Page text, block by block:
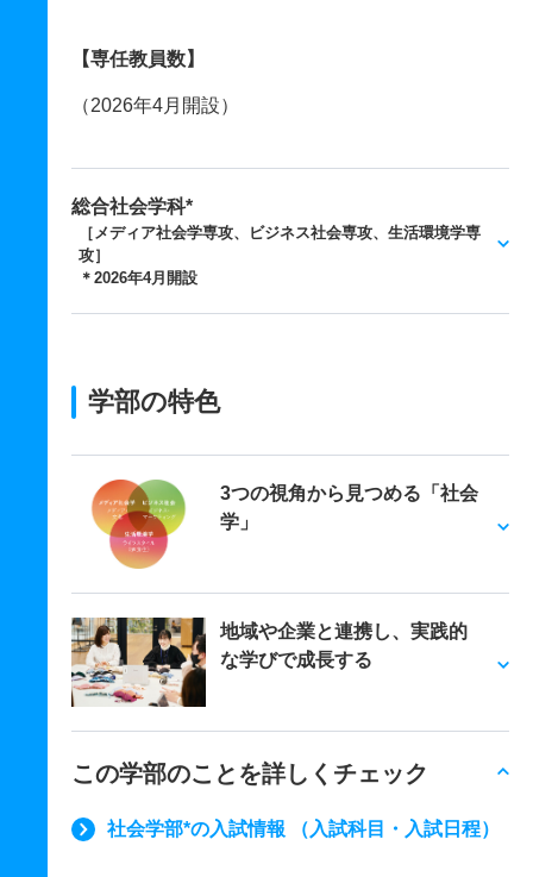
【専任教員数】
（2026年4月開設）
総合社会学科*
［メディア社会学専攻、ビジネス社会専攻、生活環境学専
攻］
＊2026年4月開設
学部の特色
3つの視角から見つめる「社会
学」
地域や企業と連携し、実践的
な学びで成長する
この学部のことを詳しくチェック
社会学部*の入試情報 （入試科目・入試日程）